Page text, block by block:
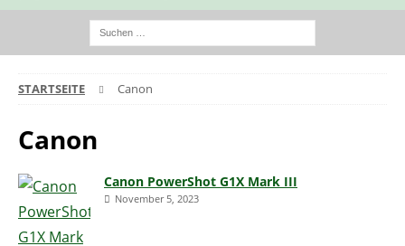
STARTSEITE Canon
Canon
Canon PowerShot G1X Mark III
November 5, 2023